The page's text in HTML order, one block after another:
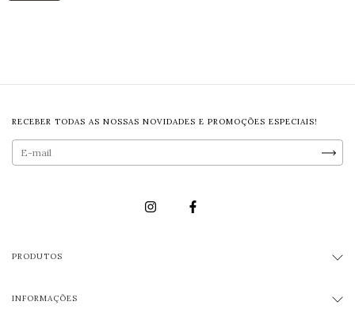
RECEBER TODAS AS NOSSAS NOVIDADES E PROMOÇÕES ESPECIAIS!
PRODUTOS
INFORMAÇÕES